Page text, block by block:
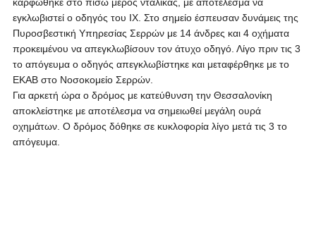
εγκλωβιστεί ο οδηγός του ΙΧ. Στο σημείο έσπευσαν δυνάμεις της
Πυροσβεστική Υπηρεσίας Σερρών με 14 άνδρες και 4 οχήματα
προκειμένου να απεγκλωβίσουν τον άτυχο οδηγό. Λίγο πριν τις 3
το απόγευμα ο οδηγός απεγκλωβίστηκε και μεταφέρθηκε με το
ΕΚΑΒ στο Νοσοκομείο Σερρών.
Για αρκετή ώρα ο δρόμος με κατεύθυνση την Θεσσαλονίκη
αποκλείστηκε με αποτέλεσμα να σημειωθεί μεγάλη ουρά
οχημάτων. Ο δρόμος δόθηκε σε κυκλοφορία λίγο μετά τις 3 το
απόγευμα.